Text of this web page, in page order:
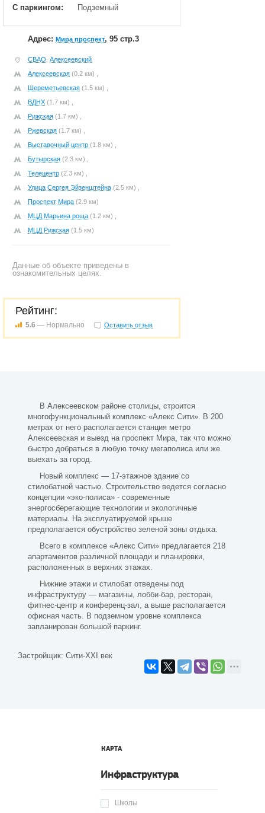
С паркингом: Подземный
Адрес: Мира проспект, 95 стр.3
СВАО Алексеевский
Алексеевская (0.2 км) ,
Шереметьевская (1.5 км) ,
ВДНХ (1.7 км) ,
Рижская (1.7 км) ,
Ржевская (1.7 км) ,
Выставочный центр (1.8 км) ,
Бутырская (2.3 км) ,
Телецентр (2.3 км) ,
Улица Сергея Эйзенштейна (2.5 км) ,
Проспект Мира (2.9 км)
МЦД Марьина роща (1.2 км) ,
МЦД Рижская (1.5 км)
Данные об объекте приведены в
ознакомительных целях.
Рейтинг:
5.6 — Нормально Оставить отзыв
В Алексеевском районе столицы, строится
многофункциональный комплекс «Алекс Сити». В 200
метрах от него располагается станция метро
Алексеевская и выезд на проспект Мира, так что можно
быстро добраться в любую точку мегаполиса или же
выехать за город.
Новый комплекс — 17-этажное здание со
стилобатной частью. Строительство ведется согласно
концепции «эко-полиса» - современные
энергосберегающие технологии и экологичные
материалы. На эксплуатируемой крыше
предполагается обустройство зеленой зоны отдыха.
Всего в комплексе «Алекс Сити» предлагается 218
апартаментов различной площади и планировки,
расположенных в верхних этажах.
Нижние этажи и стилобат отведены под
инфраструктуру — магазины, лобби-бар, ресторан,
фитнес-центр и конференц-зал, а выше располагается
офисная часть. В подземном уровне комплекса
запланирован большой паркинг.
Застройщик: Сити-XXI век
КАРТА
Инфраструктура
Школы